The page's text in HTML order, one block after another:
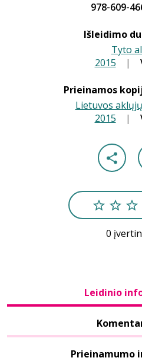
978-609-
Išleidimo
Tyto
2015 |
Prieinamos
Lietuvos
2015 |
0
Leidinio
Prieinamumo